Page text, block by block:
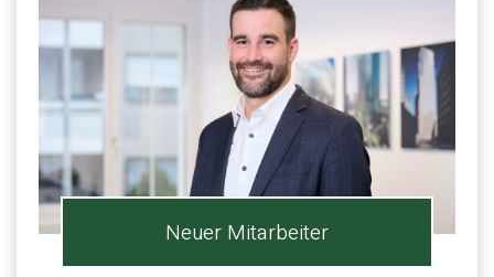
Neuer Mitarbeiter